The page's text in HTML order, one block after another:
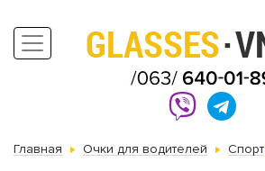
Главная Очки для водителей Спорт